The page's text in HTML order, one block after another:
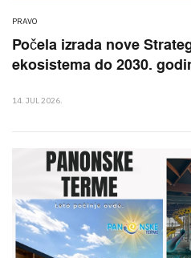
PRAVO
Počela izrada nove
ekosistema do 2030.
14. JUL 2026.